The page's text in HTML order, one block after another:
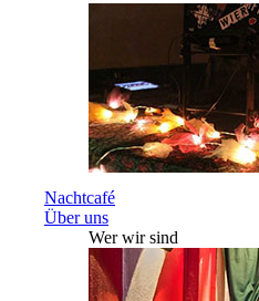
Nachtcafé
Über uns
Wer wir sind